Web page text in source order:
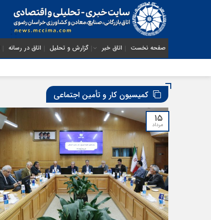
صفحه نخست اتاق خبر گزارش و تحلیل اتاق در رسانه
کمیسیون کار و تأمین اجتماعی
۱۵
مرداد